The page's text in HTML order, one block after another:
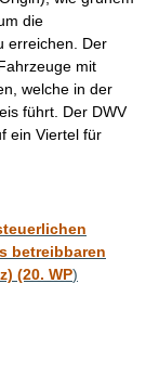
die
erreichen. Der
mit
welche in der
führt. Der DWV
ein Viertel für
betreibbaren
(20. WP)